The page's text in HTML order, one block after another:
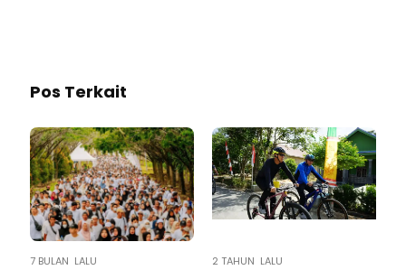
Pos Terkait
7 BULAN LALU 2 TAHUN LALU